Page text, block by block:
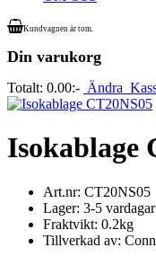
Kundvagnen är tom.
Din varukorg
Totalt: 0.00:- Ändra
Isokablage
Art.nr: CT20NS05
Lager: 3-5 vardagar
Fraktvikt: 0.2kg
Tillverkad av: